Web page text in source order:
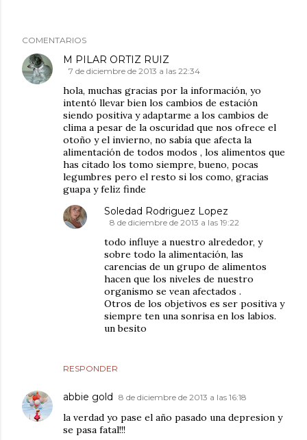
COMENTARIOS
M PILAR ORTIZ RUIZ
7 de diciembre de 2013 a las 22:34
hola, muchas gracias por la información, yo
intentó llevar bien los cambios de estación
siendo positiva y adaptarme a los cambios de
clima a pesar de la oscuridad que nos ofrece el
otoño y el invierno, no sabía que afecta la
alimentación de todos modos , los alimentos que
has citado los tomo siempre, bueno, pocas
legumbres pero el resto si los como, gracias
guapa y feliz finde
RESPONDER
Soledad Rodriguez Lopez
8 de diciembre de 2013 a las 19:22
todo influye a nuestro alrededor, y
sobre todo la alimentación, las
carencias de un grupo de alimentos
hacen que los niveles de nuestro
organismo se vean afectados .
Otros de los objetivos es ser positiva y
siempre ten una sonrisa en los labios.
un besito
abbie gold 8 de diciembre de 2013 a las 16:18
la verdad yo pase el año pasado una depresion y
se pasa fatal!!!